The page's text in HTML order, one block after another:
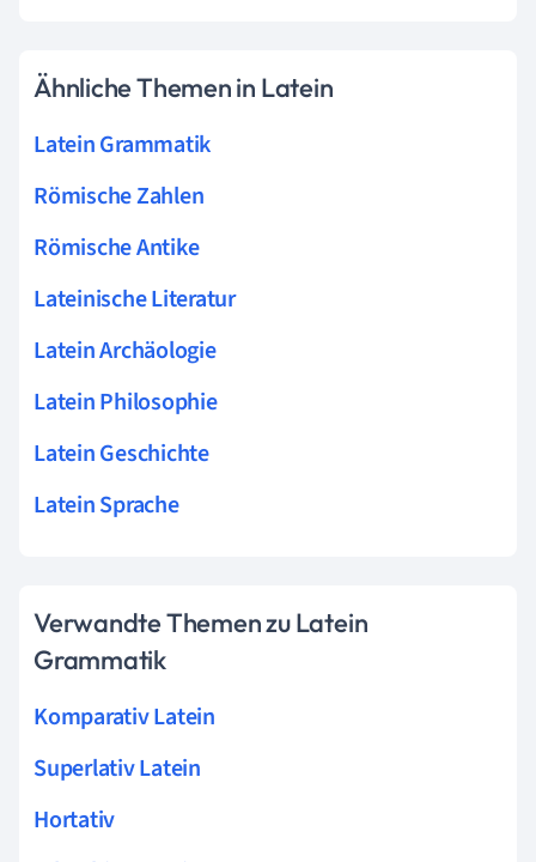
Ähnliche Themen in Latein
Latein Grammatik
Römische Zahlen
Römische Antike
Lateinische Literatur
Latein Archäologie
Latein Philosophie
Latein Geschichte
Latein Sprache
Verwandte Themen zu Latein
Grammatik
Komparativ Latein
Superlativ Latein
Hortativ